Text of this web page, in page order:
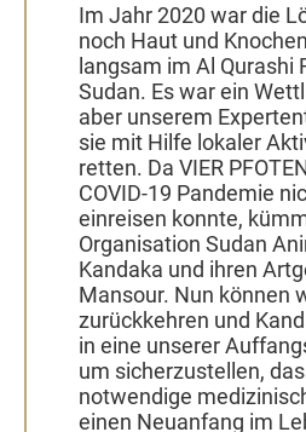
Im Jahr 2020 war die
noch Haut und
langsam im Al Qurashi
Sudan. Es war ein
aber unserem
sie mit Hilfe lokaler
retten. Da VIER
COVID-19 Pandemie
einreisen konnte,
Organisation Sudan
Kandaka und ihren
Mansour. Nun können
zurückkehren und
in eine unserer
um sicherzustellen,
notwendige
einen Neuanfang im